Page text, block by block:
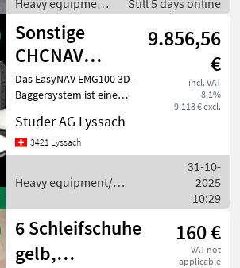
Heavy equipment/
construction
machines / Small
construction
devices
Still 5 days online
Sonstige
CHCNAV
EasyNAV
EMG100 3D
Baggersystem
GPS RTK
9.856,56
€
incl. VAT
8,1%
9.118 € excl.
Das EasyNAV EMG100 3D-
Baggersystem ist eine
benutzerfreundliche
Lösung für effiziente
Baggerarbeiten. Seine
und fortschrittliche
Studer AG Lyssach
3421 Lyssach
Heavy equipment/
Sonstige
31-10-
2025
10:29
6 Schleifschuhe
gelb,
160 €
VAT not
applicable